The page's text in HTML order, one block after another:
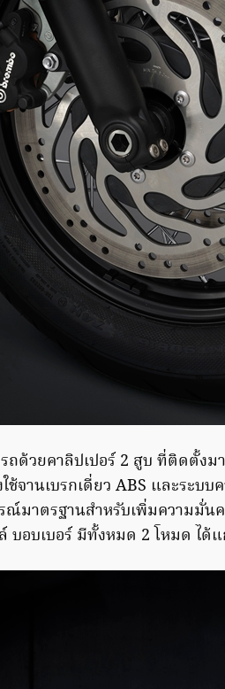
ถด้วยคาลิปเปอร์ 2 สูบ ที่ติดตั้ง
จานเบรกเดี่ยว ABS และระบ
มาตรฐานสำหรับเพิ่มความมั่น
บอบเบอร์ มีทั้งหมด 2 โหมด ได้แ